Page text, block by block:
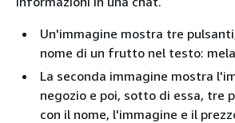
Un'immagine mostra tre
nome di un frutto nel testo:
La seconda immagine mostra
negozio e poi, sotto di essa, tre
con il nome, l'immagine e il